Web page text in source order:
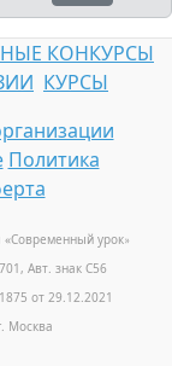
КОНКУРСЫ
КУРСЫ
Политика
«Современный урок»
Авт. знак С56
от 29.12.2021
Москва